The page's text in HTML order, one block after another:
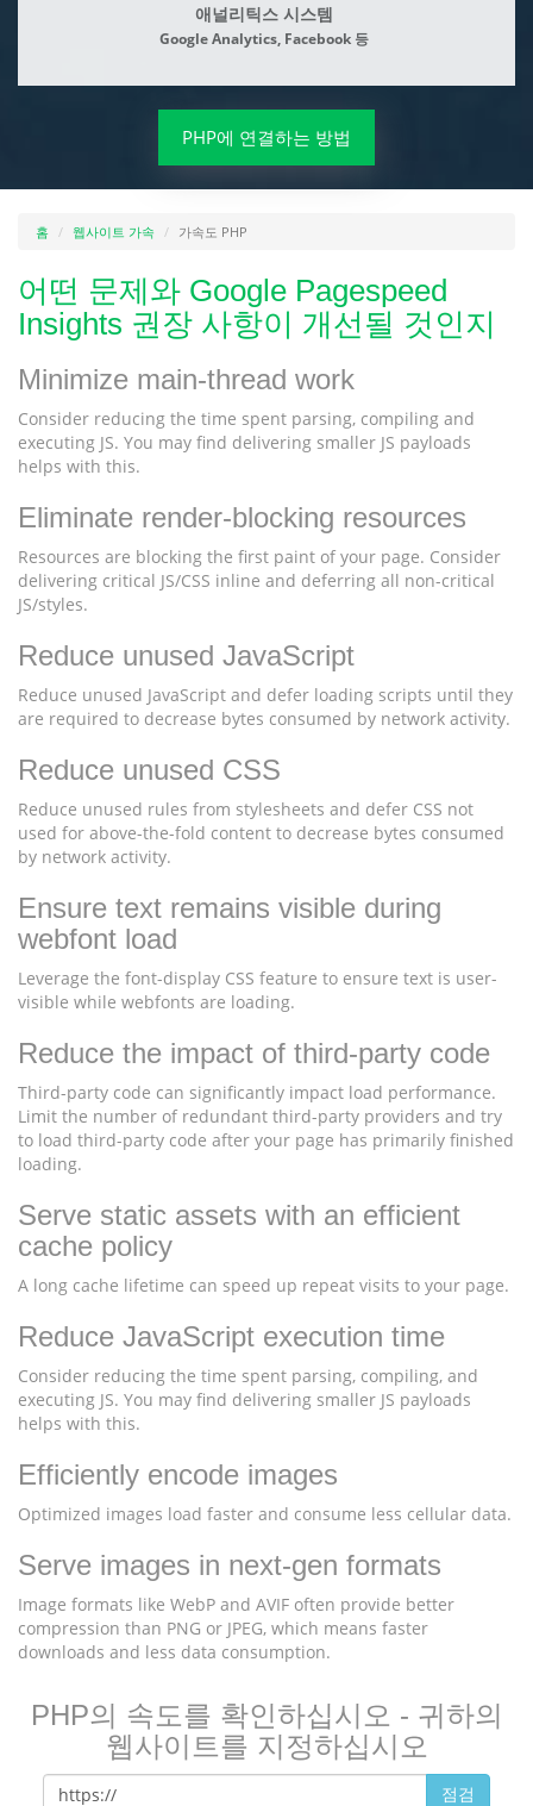
애널리틱스 시스템
Google Analytics, Facebook 등
PHP에 연결하는 방법
홈 웹사이트 가속 가속도 PHP
어떤 문제와 Google Pagespeed
Insights 권장 사항이 개선될 것인지
Minimize main-thread work
Consider reducing the time spent parsing, compiling and
executing JS. You may find delivering smaller JS payloads
helps with this.
Eliminate render-blocking resources
Resources are blocking the first paint of your page. Consider
delivering critical JS/CSS inline and deferring all non-critical
JS/styles.
Reduce unused JavaScript
Reduce unused JavaScript and defer loading scripts until they
are required to decrease bytes consumed by network activity.
Reduce unused CSS
Reduce unused rules from stylesheets and defer CSS not
used for above-the-fold content to decrease bytes consumed
by network activity.
Ensure text remains visible during
webfont load
Leverage the font-display CSS feature to ensure text is user-
visible while webfonts are loading.
Reduce the impact of third-party code
Third-party code can significantly impact load performance.
Limit the number of redundant third-party providers and try
to load third-party code after your page has primarily finished
loading.
Serve static assets with an efficient
cache policy
A long cache lifetime can speed up repeat visits to your page.
Reduce JavaScript execution time
Consider reducing the time spent parsing, compiling, and
executing JS. You may find delivering smaller JS payloads
helps with this.
Efficiently encode images
Optimized images load faster and consume less cellular data.
Serve images in next-gen formats
Image formats like WebP and AVIF often provide better
compression than PNG or JPEG, which means faster
downloads and less data consumption.
PHP의 속도를 확인하십시오 - 귀하의
웹사이트를 지정하십시오
점검